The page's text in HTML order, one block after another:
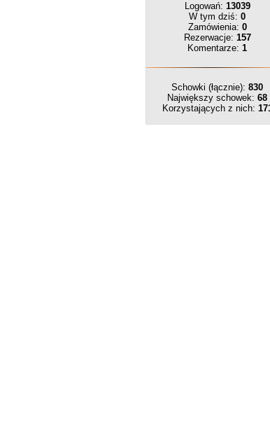
Logowań: 13039
W tym dziś: 0
Zamówienia: 0
Rezerwacje: 157
Komentarze: 1
Schowki (łącznie): 830
Największy schowek: 68
Korzystających z nich: